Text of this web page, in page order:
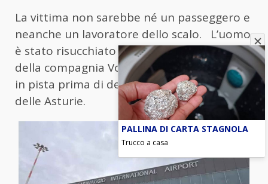
La vittima non sarebbe né un passeggero e
neanche un lavoratore dello scalo. L’uomo
è stato risucchiato dal motore di un Airbus
della compagnia Volotea che stava rullando
in pista prima di decollare per l’aeroporto
delle Asturie.
PALLINA DI CARTA STAGNOLA
Trucco a casa